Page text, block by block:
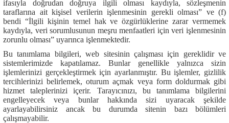
ifasıyla doğrudan doğruya ilgili olması kaydıyla, sözleşmenin
taraflarına ait kişisel verilerin işlenmesinin gerekli olması” ve (f)
bendi “İlgili kişinin temel hak ve özgürlüklerine zarar vermemek
kaydıyla, veri sorumlusunun meşru menfaatleri için veri işlenmesinin
zorunlu olması” uyarınca işlenmektedir.
Bu tanımlama bilgileri, web sitesinin çalışması için gereklidir ve
sistemlerimizde kapatılamaz. Bunlar genellikle yalnızca sizin
işlemlerinizi gerçekleştirmek için ayarlanmıştır. Bu işlemler, gizlilik
tercihlerinizi belirlemek, oturum açmak veya form doldurmak gibi
hizmet taleplerinizi içerir. Tarayıcınızı, bu tanımlama bilgilerini
engelleyecek veya bunlar hakkında sizi uyaracak şekilde
ayarlayabilirsiniz ancak bu durumda sitenin bazı bölümleri
çalışmayabilir.